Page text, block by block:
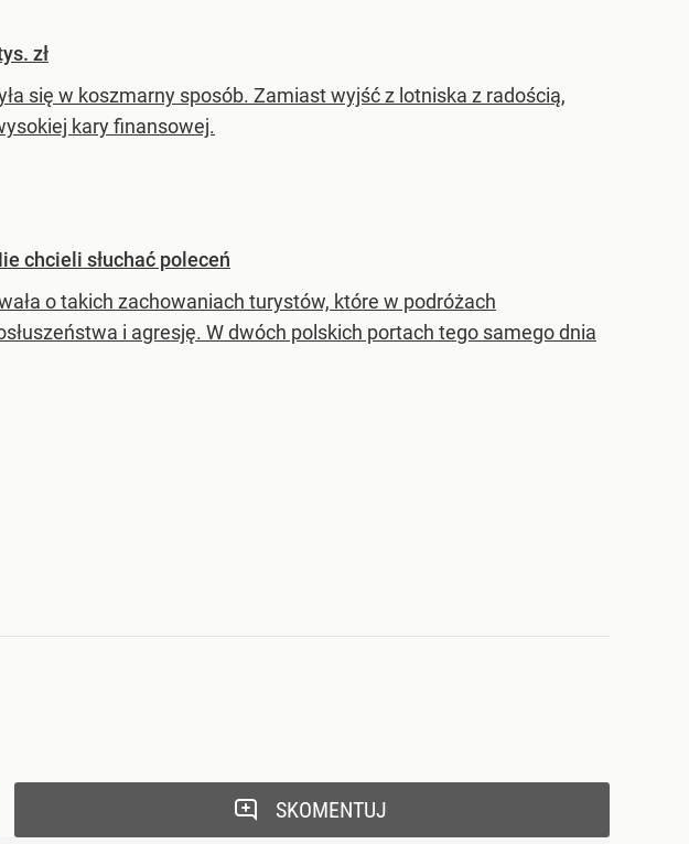
zł
się w koszmarny sposób. Zamiast wyjść z lotniska z radością,
kary finansowej.
chcieli słuchać poleceń
o takich zachowaniach turystów, które w podróżach
i agresję. W dwóch polskich portach tego samego dnia
SKOMENTUJ